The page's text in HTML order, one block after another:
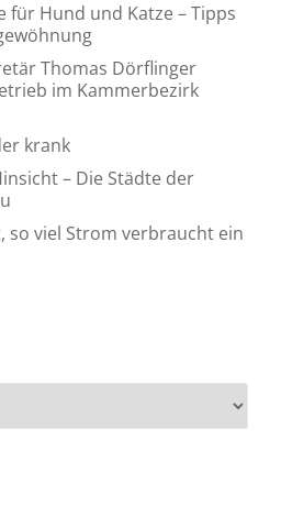
Hund und Katze – Tipps
Thomas Dörflinger
im Kammerbezirk
krank
– Die Städte der
so viel Strom verbraucht ein